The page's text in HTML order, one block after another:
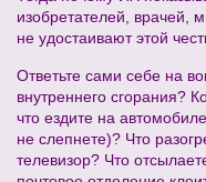
изобретателей, врачей,
не удостаивают этой
Ответьте сами себе на
внутреннего сгорания?
что ездите на
не слепнете)? Что
телевизор? Что